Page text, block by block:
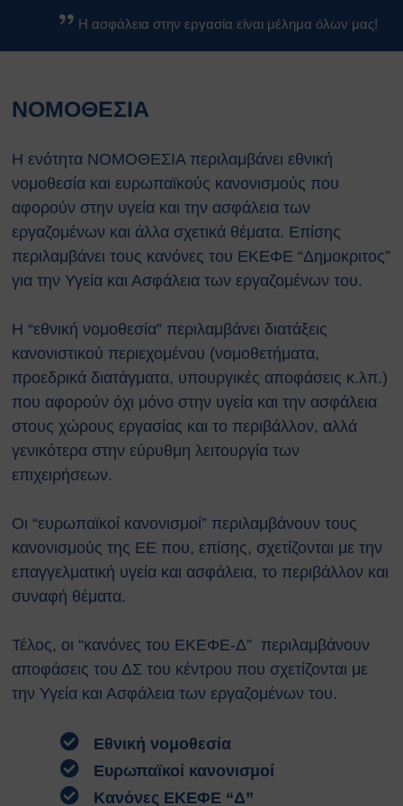
Βασικοί Κανόνες Ασφαλείας
Κανονισμός Βιολογικών
Εργαστηρίων
Κανονισμός Ακτινοπροστασίας
Κανονισμός Αθλητικών
Εγκαταστάσεων
Διαδικασίες Ασφαλείας
Σχέδιο Εκκένωσης του
κέντρου ΕΚΕΦΕ
“Δημόκριτος”
Σχέδιο Εκκένωσης
Κτιρίων
Συνοπτικοί Οδηγοί ΥΑΕ
Ακτινοβολία
Kινδύνου
Εργονομία
Ηλεκτρικός Κίνδυνος
Μέσα Ατομικής Προστασίας
Οδηγίες για Επισκέπτες
Safety and Security Information
for Visitors
ΕΚΠΑΙΔΕΥΣΗ
Πρώτες Βοήθειες
Μαθήματα καρδιοαναπνευστικής
Η ασφάλεια στην εργασία είναι μέλημα όλων μας!
ΝΟΜΟΘΕΣΙΑ
Η ενότητα ΝΟΜΟΘΕΣΙΑ περιλαμβάνει εθνική
νομοθεσία και ευρωπαϊκούς κανονισμούς που
αφορούν στην υγεία και την ασφάλεια των
εργαζομένων και άλλα σχετικά θέματα. Επίσης
περιλαμβάνει τους κανόνες του ΕΚΕΦΕ “Δημοκριτος”
για την Υγεία και Ασφάλεια των εργαζομένων του.
Η “εθνική νομοθεσία” περιλαμβάνει διατάξεις
κανονιστικού περιεχομένου (νομοθετήματα,
προεδρικά διατάγματα, υπουργικές αποφάσεις κ.λπ.)
που αφορούν όχι μόνο στην υγεία και την ασφάλεια
στους χώρους εργασίας και το περιβάλλον, αλλά
γενικότερα στην εύρυθμη λειτουργία των
επιχειρήσεων.
Οι “ευρωπαϊκοί κανονισμοί” περιλαμβάνουν τους
κανονισμούς της ΕΕ που, επίσης, σχετίζονται με την
επαγγελματική υγεία και ασφάλεια, το περιβάλλον και
συναφή θέματα.
Τέλος, οι “κανόνες του ΕΚΕΦΕ-Δ” περιλαμβάνουν
αποφάσεις του ΔΣ του κέντρου που σχετίζονται με
την Υγεία και Ασφάλεια των εργαζομένων του.
Εθνική νομοθεσία
Ευρωπαϊκοί κανονισμοί
Κανόνες ΕΚΕΦΕ “Δ”